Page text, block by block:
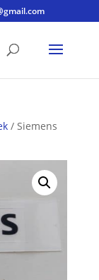
/ Siemens